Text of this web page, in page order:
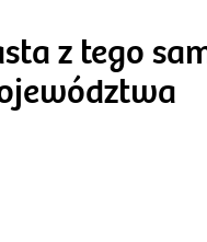
z tego